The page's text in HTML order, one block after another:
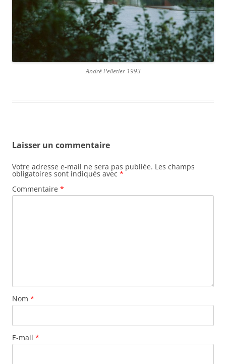
André Pelletier 1993
Laisser un commentaire
Votre adresse e-mail ne sera pas publiée. Les champs
obligatoires sont indiqués avec *
Commentaire *
Nom *
E-mail *